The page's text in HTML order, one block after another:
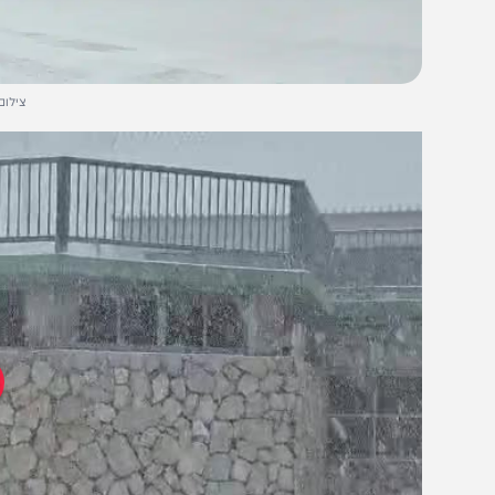
צילום: אתר